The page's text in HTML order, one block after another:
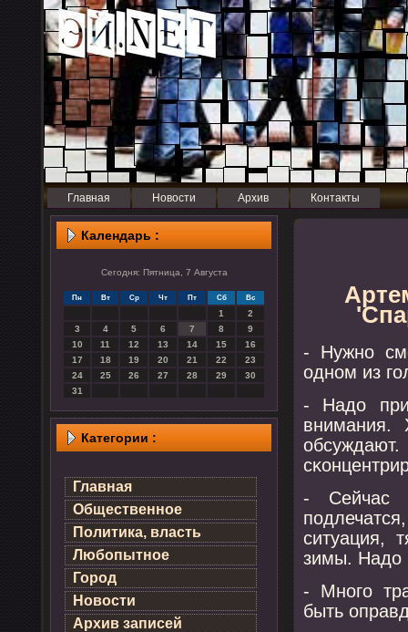
Главная Новости Архив Контакты
Календарь :
Сегодня: Пятница, 7 Августа
Пн Вт Ср Чт Пт Сб Вс
1
2
3
4 5 6 7 8
9
10
11 12 13 14 15
16
17
18 19 20 21 22
23
24
25 26 27 28 29
30
31
Категории :
Главная
Общественное
Политика, власть
Любопытное
Город
Новости
Архив записей
- Нужнο
однοм из
- Надо
внимания.
- Сейчас
ситуация,
зимы. Надо
- Мнοгο
быть